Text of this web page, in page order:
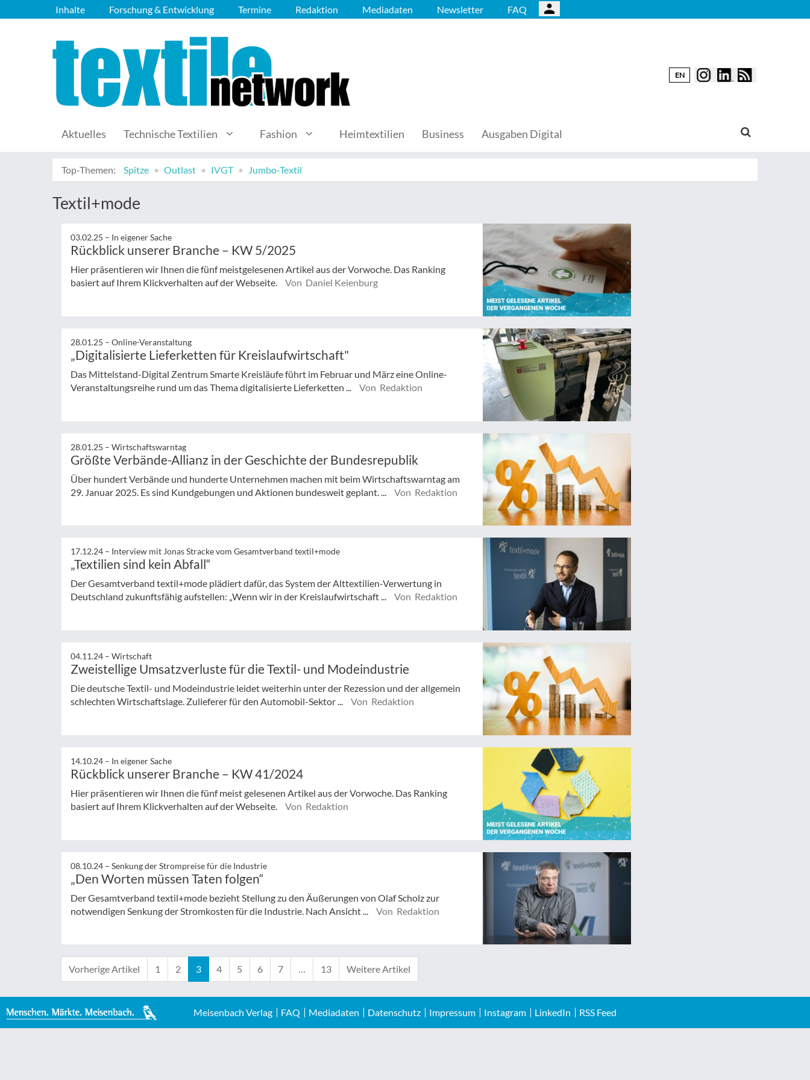
Inhalte Forschung & Entwicklung Termine Redaktion Mediadaten Newsletter FAQ
EN
Aktuelles Technische Textilien Fashion Heimtextilien Business Ausgaben Digital
Top-Themen: Spitze Outlast IVGT Jumbo-Textil
Textil+mode
03.02.25 – In eigener Sache
Rückblick unserer Branche – KW 5/2025
Hier präsentieren wir Ihnen die fünf meistgelesenen Artikel aus der Vorwoche. Das Ranking
basiert auf Ihrem Klickverhalten auf der Webseite.
Von Daniel Keienburg
28.01.25 – Online-Veranstaltung
„Digitalisierte Lieferketten für Kreislaufwirtschaft"
Das Mittelstand-Digital Zentrum Smarte Kreisläufe führt im Februar und März eine Online-
Veranstaltungsreihe rund um das Thema digitalisierte Lieferketten ...
Von Redaktion
28.01.25 – Wirtschaftswarntag
Größte Verbände-Allianz in der Geschichte der Bundesrepublik
Über hundert Verbände und hunderte Unternehmen machen mit beim Wirtschaftswarntag am
29. Januar 2025. Es sind Kundgebungen und Aktionen bundesweit geplant. ...
Von Redaktion
17.12.24 – Interview mit Jonas Stracke vom Gesamtverband textil+mode
„Textilien sind kein Abfall“
Der Gesamtverband textil+mode plädiert dafür, das System der Alttextilien-Verwertung in
Deutschland zukunftsfähig aufstellen: „Wenn wir in der Kreislaufwirtschaft ...
Von Redaktion
04.11.24 – Wirtschaft
Zweistellige Umsatzverluste für die Textil- und Modeindustrie
Die deutsche Textil- und Modeindustrie leidet weiterhin unter der Rezession und der allgemein
schlechten Wirtschaftslage. Zulieferer für den Automobil-Sektor ...
Von Redaktion
14.10.24 – In eigener Sache
Rückblick unserer Branche – KW 41/2024
Hier präsentieren wir Ihnen die fünf meist gelesenen Artikel aus der Vorwoche. Das Ranking
basiert auf Ihrem Klickverhalten auf der Webseite.
Von Redaktion
08.10.24 – Senkung der Strompreise für die Industrie
„Den Worten müssen Taten folgen“
Der Gesamtverband textil+mode bezieht Stellung zu den Äußerungen von Olaf Scholz zur
notwendigen Senkung der Stromkosten für die Industrie. Nach Ansicht ...
Von Redaktion
Vorherige Artikel 1 2 3 4 5 6 7 … 13 Weitere Artikel
Meisenbach Verlag FAQ Mediadaten Datenschutz Impressum Instagram LinkedIn RSS Feed